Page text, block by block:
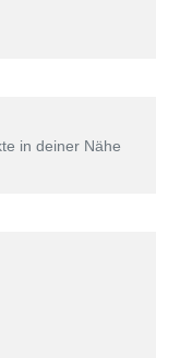
in deiner Nähe